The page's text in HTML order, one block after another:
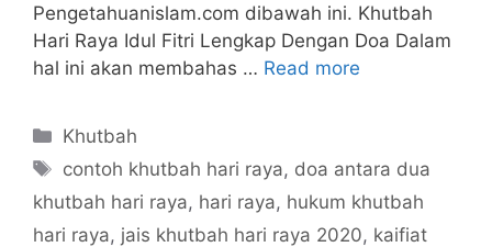
Pengetahuanislam.com dibawah ini. Khutbah
Hari Raya Idul Fitri Lengkap Dengan Doa Dalam
hal ini akan membahas … Read more
Categories
Khutbah
Tags
contoh khutbah hari raya, doa antara dua
khutbah hari raya, hari raya, hukum khutbah
hari raya, jais khutbah hari raya 2020, kaifiat